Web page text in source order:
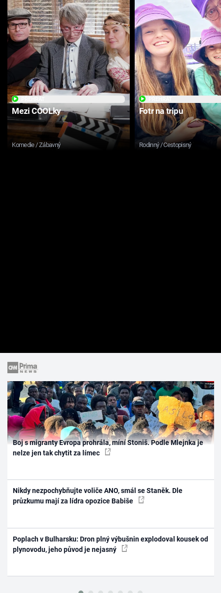
Mezi COOLky
Komedie / Zábavný
Fotr na tripu
Rodinný / Cestopisný
Boj s migranty Evropa prohrála, míní Stoniš. Podle Mlejnka je
nelze jen tak chytit za límec
Nikdy nezpochybňujte voliče ANO, smál se Staněk. Dle
průzkumu mají za lídra opozice Babiše
Poplach v Bulharsku: Dron plný výbušnin explodoval kousek od
plynovodu, jeho původ je nejasný